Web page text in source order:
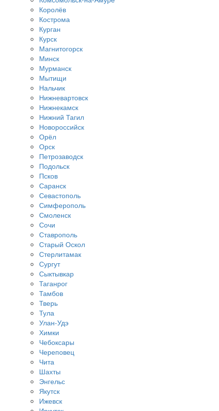
Королёв
Кострома
Курган
Курск
Магнитогорск
Минск
Мурманск
Мытищи
Нальчик
Нижневартовск
Нижнекамск
Нижний Тагил
Новороссийск
Орёл
Орск
Петрозаводск
Подольск
Псков
Саранск
Севастополь
Симферополь
Смоленск
Сочи
Ставрополь
Старый Оскол
Стерлитамак
Сургут
Сыктывкар
Таганрог
Тамбов
Тверь
Тула
Улан-Удэ
Химки
Чебоксары
Череповец
Чита
Шахты
Энгельс
Якутск
Ижевск